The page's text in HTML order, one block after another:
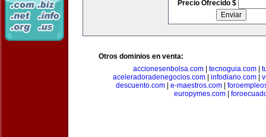
Precio Ofrecido $
Otros dominios en venta:
accionesenbolsa.com
tecnoguia.com
aceleradoradenegocios.com| infodiario.com|
descuento.com
e-maestros.com
europymes.com|